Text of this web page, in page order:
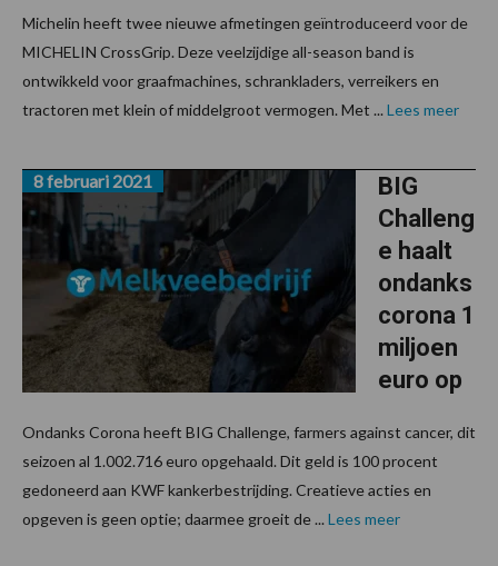
Michelin heeft twee nieuwe afmetingen geïntroduceerd voor de
MICHELIN CrossGrip. Deze veelzijdige all-season band is
ontwikkeld voor graafmachines, schrankladers, verreikers en
tractoren met klein of middelgroot vermogen. Met ... Lees meer
BIG
Challeng
e haalt
ondanks
corona 1
miljoen
euro op
8 februari 2021
Ondanks Corona heeft BIG Challenge, farmers against cancer, dit
seizoen al 1.002.716 euro opgehaald. Dit geld is 100 procent
gedoneerd aan KWF kankerbestrijding. Creatieve acties en
opgeven is geen optie; daarmee groeit de ... Lees meer